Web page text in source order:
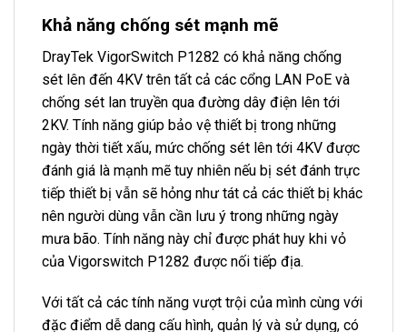
Khả năng chống sét mạnh mẽ
DrayTek VigorSwitch P1282 có khả năng chống
sét lên đến 4KV trên tất cả các cổng LAN PoE và
chống sét lan truyền qua đường dây điện lên tới
2KV. Tính năng giúp bảo vệ thiết bị trong những
ngày thời tiết xấu, mức chống sét lên tới 4KV được
đánh giá là mạnh mẽ tuy nhiên nếu bị sét đánh trực
tiếp thiết bị vẫn sẽ hỏng như tát cả các thiết bị khác
nên người dùng vẫn cần lưu ý trong những ngày
mưa bão. Tính năng này chỉ được phát huy khi vỏ
của Vigorswitch P1282 được nối tiếp địa.
Với tất cả các tính năng vượt trội của mình cùng với
đặc điểm dễ dang cấu hình, quản lý và sử dụng, có